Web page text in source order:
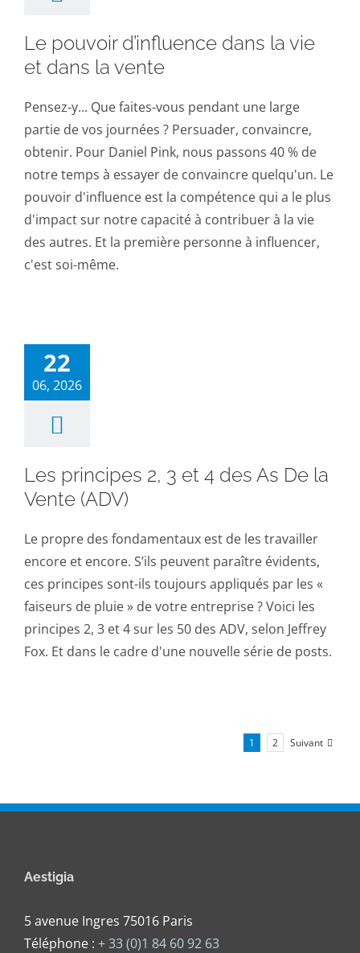
Le pouvoir d’influence dans la vie
et dans la vente
Pensez-y... Que faites-vous pendant une large
partie de vos journées ? Persuader, convaincre,
obtenir. Pour Daniel Pink, nous passons 40 % de
notre temps à essayer de convaincre quelqu'un. Le
pouvoir d'influence est la compétence qui a le plus
d'impact sur notre capacité à contribuer à la vie
des autres. Et la première personne à influencer,
c'est soi-même.
22
06, 2026
Les principes 2, 3 et 4 des As De la
Vente (ADV)
Le propre des fondamentaux est de les travailler
encore et encore. S’ils peuvent paraître évidents,
ces principes sont-ils toujours appliqués par les «
faiseurs de pluie » de votre entreprise ? Voici les
principes 2, 3 et 4 sur les 50 des ADV, selon Jeffrey
Fox. Et dans le cadre d'une nouvelle série de posts.
1 2 Suivant
Aestigia
5 avenue Ingres 75016 Paris
Téléphone : + 33 (0)1 84 60 92 63